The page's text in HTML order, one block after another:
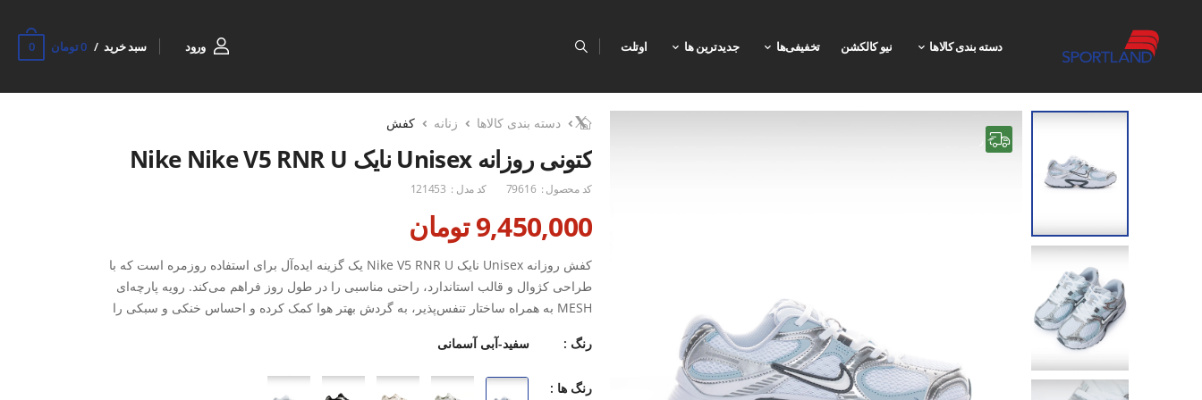
دسته بندی کالاها نیو کالکشن تخفیفی‌ها جدیدترین ها اوتلت ورود سبد خرید 0 تومان 0
دسته بندی کالاها زنانه کفش
کتونی روزانه Unisex نایک Nike Nike V5 RNR U
کد محصول : 79616 کد مدل : 121453
9,450,000 تومان
کفش روزانه Unisex نایک Nike V5 RNR U یک گزینه ایده‌آل برای استفاده روزمره است که با
طراحی کژوال و قالب استاندارد، راحتی مناسبی را در طول روز فراهم می‌کند. رویه پارچه‌ای
MESH به همراه ساختار تنفس‌پذیر، به گردش بهتر هوا کمک کرده و احساس خنکی و سبکی را
تجربه‌ای راحت‌تر داشته باشید.
رنگ : سفید-آبی آسمانی
رنگ ها :